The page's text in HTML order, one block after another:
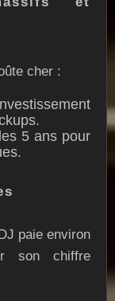
cher :
5 ans pour
paie environ
son chiffre